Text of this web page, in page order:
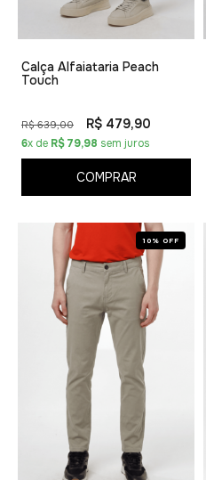
Calça Alfaiataria Peach
Touch
R$ 639,00 R$ 479,90
6x de R$ 79,98 sem juros
COMPRAR
10% OFF